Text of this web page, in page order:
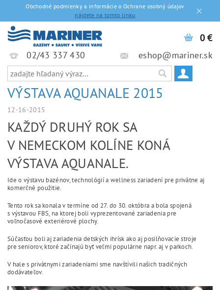
Obchodné podmienky a informácie o Ochrane osobný údajov
nájdete na tomto linku
02/43 337 430 eshop@mariner.sk
0 €
VÝSTAVA AQUANALE 2015
12-16-2015
KAŽDÝ DRUHÝ ROK SA
V NEMECKOM KOLÍNE KONÁ
VÝSTAVA AQUANALE.
Ide o výstavu bazénov, technológií a wellness zariadení pre privátne aj
komerčné použitie.
Tento rok sa konala v termíne od 27. do 30. októbra a bola spojená
s výstavou FBS, na ktorej boli vyprezentované zariadenia pre
voľnočasové exteriérové plochy.
Súčasťou boli aj zariadenia detských ihrísk ako aj posilňovacie stroje
pre seniorov, ktoré začínajú byť veľmi populárne napr. aj v parkoch.
V hale s privátnymi zariadeniami sme navštívili našich tradičných
dodávateľov.